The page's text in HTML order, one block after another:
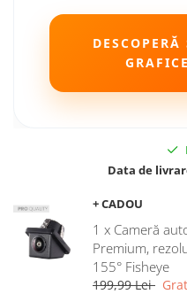
Data de
+ CADOU
1 x Cameră
Premium,
155° Fisheye
199,99 Lei